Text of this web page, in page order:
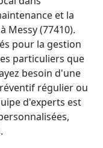
et la
Messy (77410).
pour la gestion
particuliers que
besoin d'une
régulier ou
d'experts est